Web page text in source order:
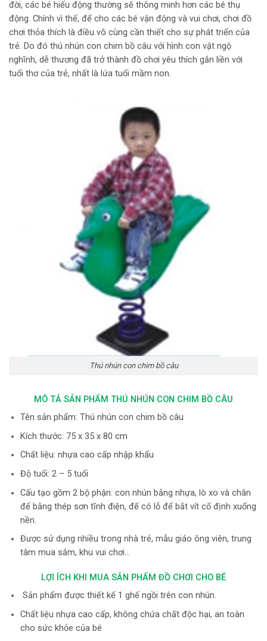
đời, các bé hiếu động thường sẽ thông minh hơn các bé thụ
động. Chính vì thế, để cho các bé vận động và vui chơi, chơi đồ
chơi thỏa thích là điều vô cùng cần thiết cho sự phát triển của
trẻ. Do đó thú nhún con chim bồ câu với hình con vật ngộ
nghĩnh, dễ thương đã trở thành đồ chơi yêu thích gắn liền với
tuổi thơ của trẻ, nhất là lứa tuổi mầm non.
Thú nhún con chim bồ câu
MÔ TẢ SẢN PHẨM THÚ NHÚN CON CHIM BỒ CÂU
Tên sản phẩm: Thú nhún con chim bồ câu
Kích thước: 75 x 35 x 80 cm
Chất liệu: nhựa cao cấp nhập khẩu
Độ tuổi: 2 – 5 tuổi
Cấu tạo gồm 2 bộ phận: con nhún bằng nhựa, lò xo và chân
đế bằng thép sơn tĩnh điện, đế có lỗ để bắt vít cố định xuống
nền.
Được sử dụng nhiều trong nhà trẻ, mẫu giáo ông viên, trung
tâm mua sắm, khu vui chơi…
LỢI ÍCH KHI MUA SẢN PHẨM ĐỒ CHƠI CHO BÉ
Sản phẩm được thiết kế 1 ghế ngồi trên con nhún.
Chất liệu nhựa cao cấp, không chứa chất độc hại, an toàn
cho sức khỏe của bé